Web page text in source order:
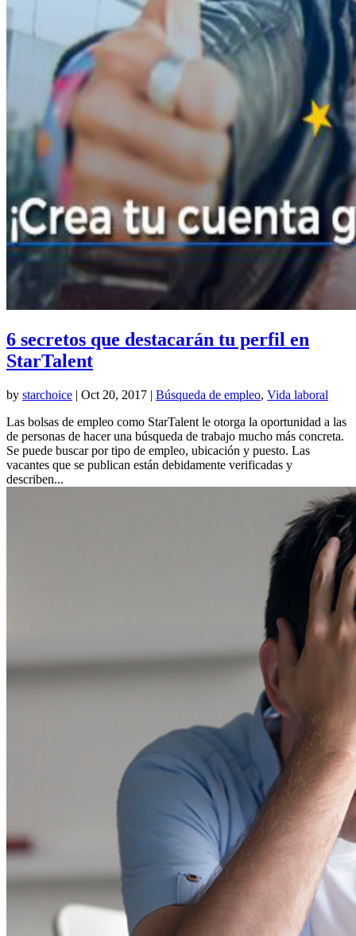
6 secretos que destacarán tu perfil en
StarTalent
by starchoice | Oct 20, 2017 | Búsqueda de empleo, Vida laboral
Las bolsas de empleo como StarTalent le otorga la oportunidad a las
de personas de hacer una búsqueda de trabajo mucho más concreta.
Se puede buscar por tipo de empleo, ubicación y puesto. Las
vacantes que se publican están debidamente verificadas y
describen...